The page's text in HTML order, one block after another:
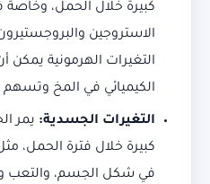
كبيرة خلال الحمل،
الاستروجين
التغيرات الهرمونية يمكن
الكيميائي في المخ
التغيرات الجسدية: يمر
كبيرة خلال فترة الحمل،
في شكل الجسم، والتعب